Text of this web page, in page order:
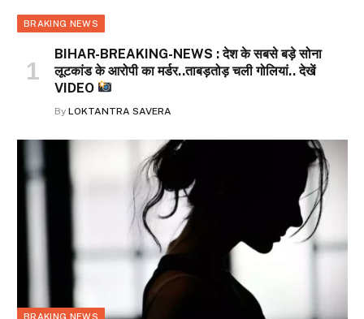
BRAKING NEWS
BIHAR-BREAKING-NEWS : देश के सबसे बड़े सोना
लूटकांड के आरोपी का मर्डर..ताबड़तोड़ चली गोलियां.. देखें
VIDEO
By LOKTANTRA SAVERA
BRAKING NEWS